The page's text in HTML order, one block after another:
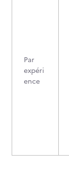
Par
expéri
ence